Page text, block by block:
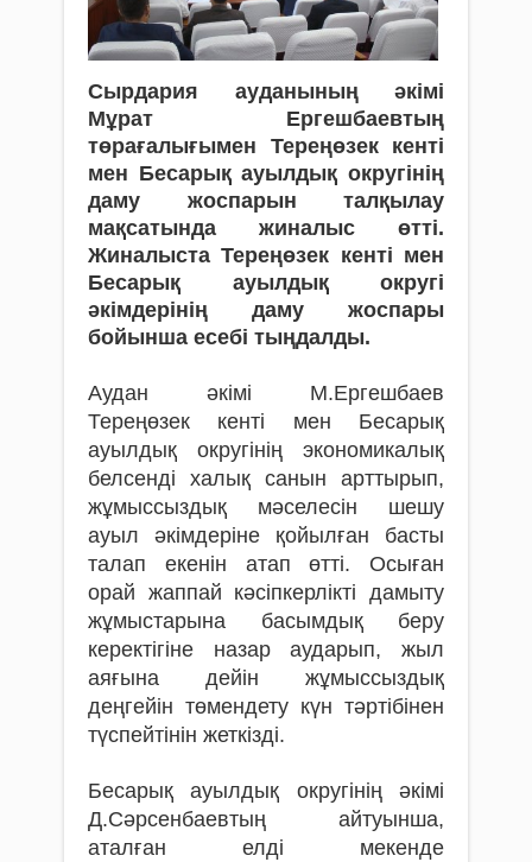
Сырдария ауданының әкімі
Мұрат Ергешбаевтың
төрағалығымен Тереңөзек кенті
мен Бесарық ауылдық округінің
даму жоспарын талқылау
мақсатында жиналыс өтті.
Жиналыста Тереңөзек кенті мен
Бесарық ауылдық округі
әкімдерінің даму жоспары
бойынша есебі тыңдалды.
Аудан әкімі М.Ергешбаев
Тереңөзек кенті мен Бесарық
ауылдық округінің экономикалық
белсенді халық санын арттырып,
жұмыссыздық мәселесін шешу
ауыл әкімдеріне қойылған басты
талап екенін атап өтті. Осыған
орай жаппай кәсіпкерлікті дамыту
жұмыстарына басымдық беру
керектігіне назар аударып, жыл
аяғына дейін жұмыссыздық
деңгейін төмендету күн тәртібінен
түспейтінін жеткізді.
Бесарық ауылдық округінің әкімі
Д.Сәрсенбаевтың айтуынша,
аталған елді мекенде